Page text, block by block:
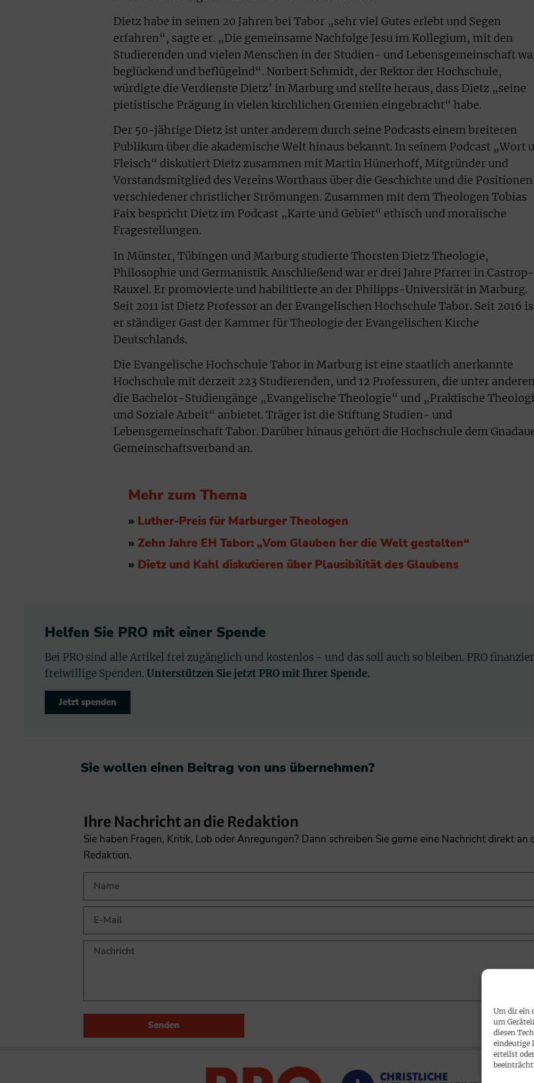
Um dir ein
um
diesen
eindeutige
erteilst
Dietz habe in seinen 20 Jahren bei Tabor „sehr viel Gutes erlebt und Segen
erfahren“, sagte er. „Die gemeinsame Nachfolge Jesu im Kollegium, mit den
Studierenden und vielen Menschen in der Studien- und Lebensgemeinschaft
beglückend und beflügelnd“. Norbert Schmidt, der Rektor der Hochschule,
würdigte die Verdienste Dietz’ in Marburg und stellte heraus, dass Dietz „seine
pietistische Prägung in vielen kirchlichen Gremien eingebracht“ habe.
Der 50-jährige Dietz ist unter anderem durch seine Podcasts einem breiteren
Publikum über die akademische Welt hinaus bekannt. In seinem Podcast „Wort
Fleisch“ diskutiert Dietz zusammen mit Martin Hünerhoff, Mitgründer und
Vorstandsmitglied des Vereins Worthaus über die Geschichte und die Positionen
verschiedener christlicher Strömungen. Zusammen mit dem Theologen Tobias
Faix bespricht Dietz im Podcast „Karte und Gebiet“ ethisch und moralische
Fragestellungen.
In Münster, Tübingen und Marburg studierte Thorsten Dietz Theologie,
Philosophie und Germanistik. Anschließend war er drei Jahre Pfarrer in Castrop-
Rauxel. Er promovierte und habilitierte an der Philipps-Universität in Marburg.
Seit 2011 ist Dietz Professor an der Evangelischen Hochschule Tabor. Seit 2016
er ständiger Gast der Kammer für Theologie der Evangelischen Kirche
Deutschlands.
Die Evangelische Hochschule Tabor in Marburg ist eine staatlich anerkannte
Hochschule mit derzeit 223 Studierenden, und 12 Professuren, die unter
die Bachelor-Studiengänge „Evangelische Theologie“ und „Praktische
und Soziale Arbeit“ anbietet. Träger ist die Stiftung Studien- und
Lebensgemeinschaft Tabor. Darüber hinaus gehört die Hochschule dem
Gemeinschaftsverband an.
Mehr zum Thema
» Luther-Preis für Marburger Theologen
» Zehn Jahre EH Tabor: „Vom Glauben her die Welt gestalten“
» Dietz und Kahl diskutieren über Plausibilität des Glaubens
Helfen Sie PRO mit einer Spende
Bei PRO sind alle Artikel frei zugänglich und kostenlos - und das soll auch so bleiben. PRO
freiwillige Spenden. Unterstützen Sie jetzt PRO mit Ihrer Spende.
Jetzt spenden
Sie wollen einen Beitrag von uns übernehmen?​
Ihre Nachricht an die Redaktion
Sie haben Fragen, Kritik, Lob oder Anregungen? Dann schreiben Sie gerne eine Nachricht direkt an
Redaktion.
Senden